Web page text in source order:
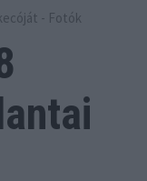
- Fotók